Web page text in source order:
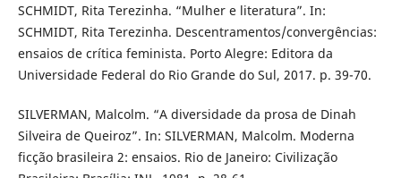
SCHMIDT, Rita Terezinha. “Mulher e literatura”. In:
SCHMIDT, Rita Terezinha. Descentramentos/convergências:
ensaios de crítica feminista. Porto Alegre: Editora da
Universidade Federal do Rio Grande do Sul, 2017. p. 39-70.
SILVERMAN, Malcolm. “A diversidade da prosa de Dinah
Silveira de Queiroz”. In: SILVERMAN, Malcolm. Moderna
ficção brasileira 2: ensaios. Rio de Janeiro: Civilização